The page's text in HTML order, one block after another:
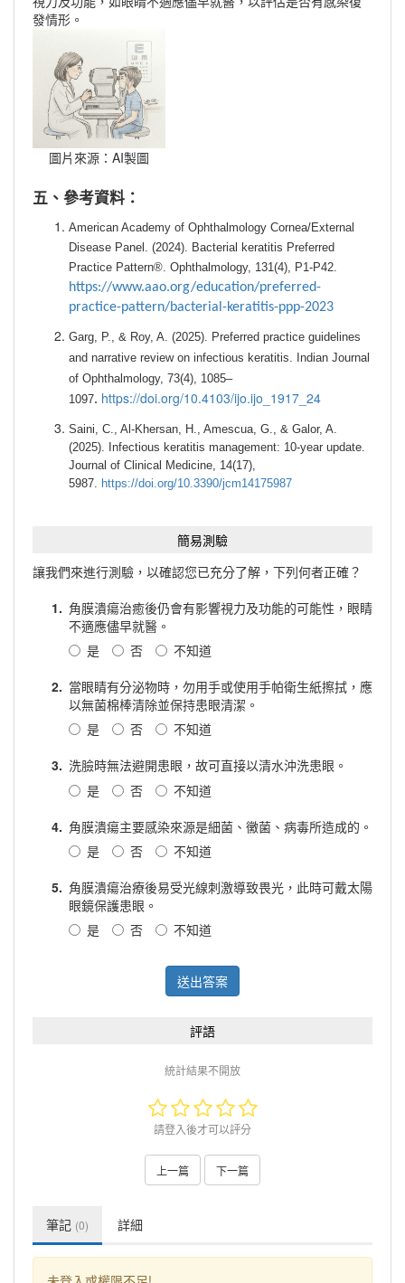
發情形。
圖片來源：AI製圖
五、參考資料：
American Academy of Ophthalmology Cornea/External
Disease Panel. (2024). Bacterial keratitis Preferred
Practice Pattern®. Ophthalmology, 131(4), P1-P42.
https://www.aao.org/education/preferred-
practice-pattern/bacterial-keratitis-ppp-2023
Garg, P., & Roy, A. (2025). Preferred practice guidelines
and narrative review on infectious keratitis. Indian Journal
of Ophthalmology, 73(4), 1085–
1097. https://doi.org/10.4103/ijo.ijo_1917_24
Saini, C., Al-Khersan, H., Amescua, G., & Galor, A.
(2025). Infectious keratitis management: 10-year update.
Journal of Clinical Medicine, 14(17),
5987.
https://doi.org/10.3390/jcm14175987
簡易測驗
讓我們來進行測驗，以確認您已充分了解，下列何者正確？
1. 角膜潰瘍治癒後仍會有影響視力及功能的可能性，眼睛
不適應儘早就醫。
是
否
不知道
2. 當眼睛有分泌物時，勿用手或使用手帕衛生紙擦拭，應
以無菌棉棒清除並保持患眼清潔。
是
否
不知道
3. 洗臉時無法避開患眼，故可直接以清水沖洗患眼。
是
否
不知道
4. 角膜潰瘍主要感染來源是細菌、黴菌、病毒所造成的。
是
否
不知道
5. 角膜潰瘍治療後易受光線刺激導致畏光，此時可戴太陽
眼鏡保護患眼。
是
否 不知道
送出答案
評語
統計結果不開放
請登入後才可以評分
上一篇 下一篇
筆記 (0) 詳細